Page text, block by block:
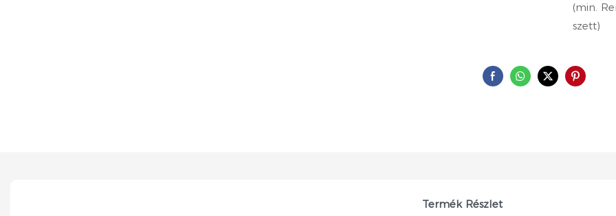
(min.
szett)
Termék Részlet